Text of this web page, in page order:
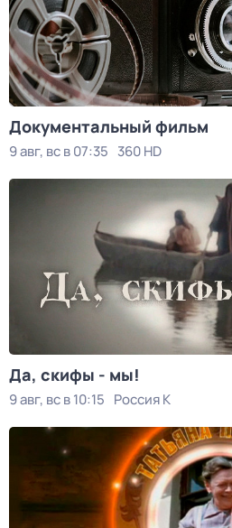
Документальный фильм
9 авг, вс в 07:35 360 HD
Да, скифы - мы!
9 авг, вс в 10:15 Россия К